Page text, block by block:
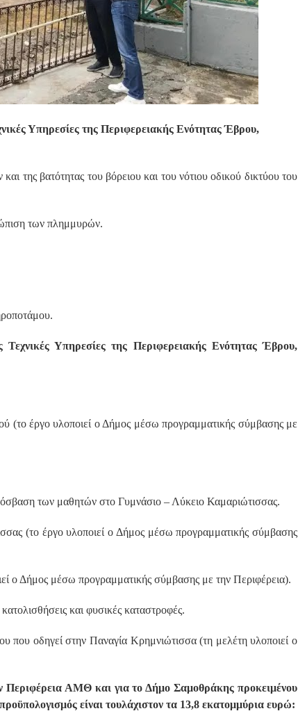
Υπηρεσίες της Περιφερειακής Ενότητας Έβρου,
της βατότητας του βόρειου και του νότιου οδικού δικτύου του
των πλημμυρών.
Υπηρεσίες της Περιφερειακής Ενότητας Έβρου,
(το έργο υλοποιεί ο Δήμος μέσω προγραμματικής σύμβασης με
των μαθητών στο Γυμνάσιο – Λύκειο Καμαριώτισσας.
(το έργο υλοποιεί ο Δήμος μέσω προγραμματικής σύμβασης
ο Δήμος μέσω προγραμματικής σύμβασης με την Περιφέρεια).
και φυσικές καταστροφές.
που οδηγεί στην Παναγία Κρημνιώτισσα (τη μελέτη υλοποιεί ο
Περιφέρεια ΑΜΘ και για το Δήμο Σαμοθράκης προκειμένου
είναι τουλάχιστον τα 13,8 εκατομμύρια ευρώ: